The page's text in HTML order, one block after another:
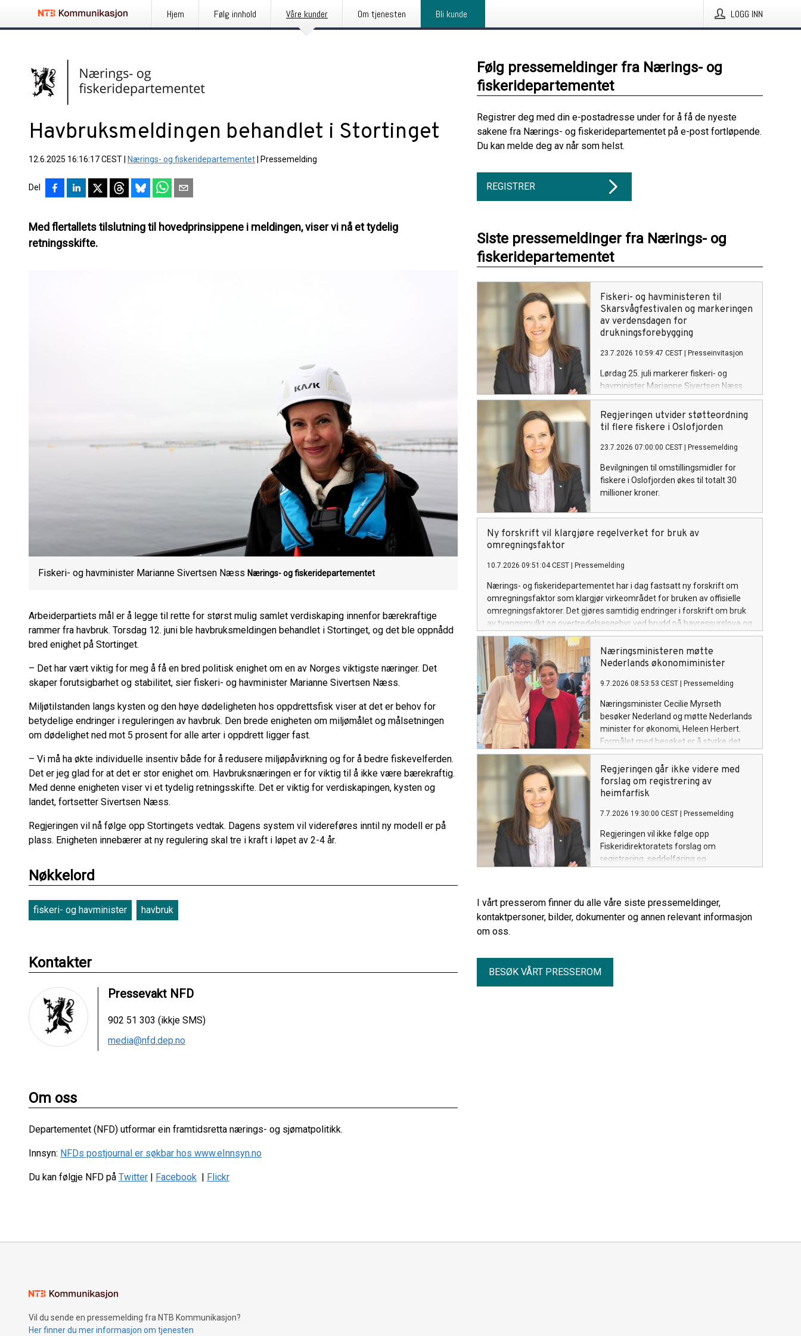
Hjem Følg innhold Våre kunder Om tjenesten Bli kunde LOGG INN
Havbruksmeldingen behandlet i Stortinget
12.6.2025 16:16:17 CEST Nærings- og fiskeridepartementet Pressemelding
Del
Med flertallets tilslutning til hovedprinsippene i meldingen, viser vi nå et tydelig
retningsskifte.
Fiskeri- og havminister Marianne Sivertsen Næss Nærings- og fiskeridepartementet
Arbeiderpartiets mål er å legge til rette for størst mulig samlet verdiskaping innenfor bærekraftige
rammer fra havbruk. Torsdag 12. juni ble havbruksmeldingen behandlet i Stortinget, og det ble oppnådd
bred enighet på Stortinget.
– Det har vært viktig for meg å få en bred politisk enighet om en av Norges viktigste næringer. Det
skaper forutsigbarhet og stabilitet, sier fiskeri- og havminister Marianne Sivertsen Næss.
Miljøtilstanden langs kysten og den høye dødeligheten hos oppdrettsfisk viser at det er behov for
betydelige endringer i reguleringen av havbruk. Den brede enigheten om miljømålet og målsetningen
om dødelighet ned mot 5 prosent for alle arter i oppdrett ligger fast.
– Vi må ha økte individuelle insentiv både for å redusere miljøpåvirkning og for å bedre fiskevelferden.
Det er jeg glad for at det er stor enighet om. Havbruksnæringen er for viktig til å ikke være bærekraftig.
Med denne enigheten viser vi et tydelig retningsskifte. Det er viktig for verdiskapingen, kysten og
landet, fortsetter Sivertsen Næss.
Regjeringen vil nå følge opp Stortingets vedtak. Dagens system vil videreføres inntil ny modell er på
plass. Enigheten innebærer at ny regulering skal tre i kraft i løpet av 2-4 år.
Nøkkelord
fiskeri- og havminister havbruk
Kontakter
Pressevakt NFD
902 51 303 (ikkje SMS)
media@nfd.dep.no
Om oss
Departementet (NFD) utformar ein framtidsretta nærings- og sjømatpolitikk.
Innsyn: NFDs postjournal er søkbar hos www.eInnsyn.no
Du kan følgje NFD på Twitter | Facebook | Flickr
Følg pressemeldinger fra Nærings- og
fiskeridepartementet
Registrer deg med din e-postadresse under for å få de nyeste
sakene fra Nærings- og fiskeridepartementet på e-post fortløpende.
Du kan melde deg av når som helst.
REGISTRER
Siste pressemeldinger fra Nærings- og
fiskeridepartementet
Fiskeri- og havministeren til
Skarsvågfestivalen og markeringen
av verdensdagen for
drukningsforebygging
23.7.2026 10:59:47 CEST Presseinvitasjon
Lørdag 25. juli markerer fiskeri- og
havminister Marianne Sivertsen Næss
FNs verdensdag for forebygging av
drukning i Skarsvåg, verdens nordligste
fiskevær.
Regjeringen utvider støtteordning
til flere fiskere i Oslofjorden
23.7.2026 07:00:00 CEST Pressemelding
Bevilgningen til omstillingsmidler for
fiskere i Oslofjorden økes til totalt 30
millioner kroner.
Ny forskrift vil klargjøre regelverket for bruk av
omregningsfaktor
10.7.2026 09:51:04 CEST Pressemelding
Nærings- og fiskeridepartementet har i dag fastsatt ny forskrift om
omregningsfaktor som klargjør virkeområdet for bruken av offisielle
omregningsfaktorer. Det gjøres samtidig endringer i forskrift om bruk
av tvangsmulkt og overtredelsesgebyr ved brudd på havressurslova og
deltakerloven, i tråd med sanksjonsreglene i den nye forskriften.
Næringsministeren møtte
Nederlands økonomiminister
9.7.2026 08:53:53 CEST Pressemelding
Næringsminister Cecilie Myrseth
besøker Nederland og møtte Nederlands
minister for økonomi, Heleen Herbert.
Formålet med besøket er å styrke det
økonomiske samarbeidet mellom Norge
og Nederland og legge til rette for økt
handel, investeringer og
næringslivssamarbeid.
Regjeringen går ikke videre med
forslag om registrering av
heimfarfisk
7.7.2026 19:30:00 CEST Pressemelding
Regjeringen vil ikke følge opp
Fiskeridirektoratets forslag om
registrering, seddelføring og
for såkalt heimfarfisk eller kokfisk
videreføres.
I vårt presserom finner du alle våre siste pressemeldinger,
kontaktpersoner, bilder, dokumenter og annen relevant informasjon
om oss.
BESØK VÅRT PRESSEROM
Vil du sende en pressemelding fra NTB Kommunikasjon?
Her finner du mer informasjon om tjenesten